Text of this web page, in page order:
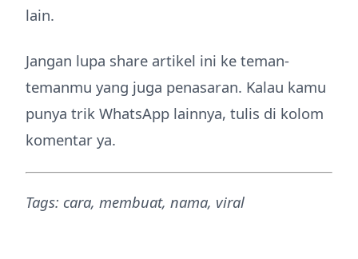
lain.
Jangan lupa share artikel ini ke teman-
temanmu yang juga penasaran. Kalau kamu
punya trik WhatsApp lainnya, tulis di kolom
komentar ya.
Tags: cara, membuat, nama, viral